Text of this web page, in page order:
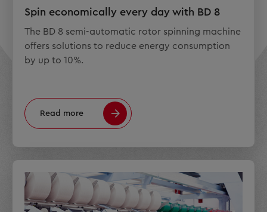
Spin economically every day with BD 8
The BD 8 semi-automatic rotor spinning machine
offers solutions to reduce energy consumption
by up to 10%.
Read more